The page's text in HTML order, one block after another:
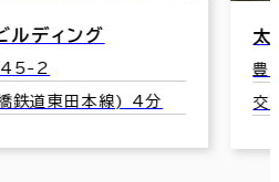
太陽生命豊橋ビル
豊橋市駅前大通3-53
交通：新川駅(豊橋鉄道東田本線) 3